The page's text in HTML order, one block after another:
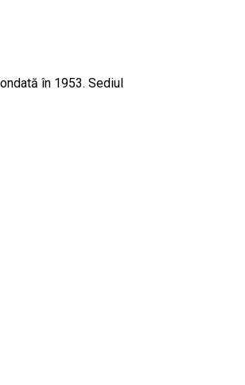
în 1953. Sediul